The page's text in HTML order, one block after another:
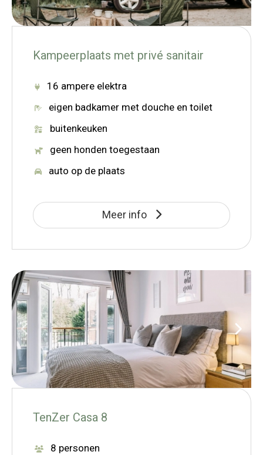
Kampeerplaats met privé sanitair
16 ampere elektra
eigen badkamer met douche en toilet
buitenkeuken
geen honden toegestaan
auto op de plaats
Meer info
TenZer Casa 8
8 personen